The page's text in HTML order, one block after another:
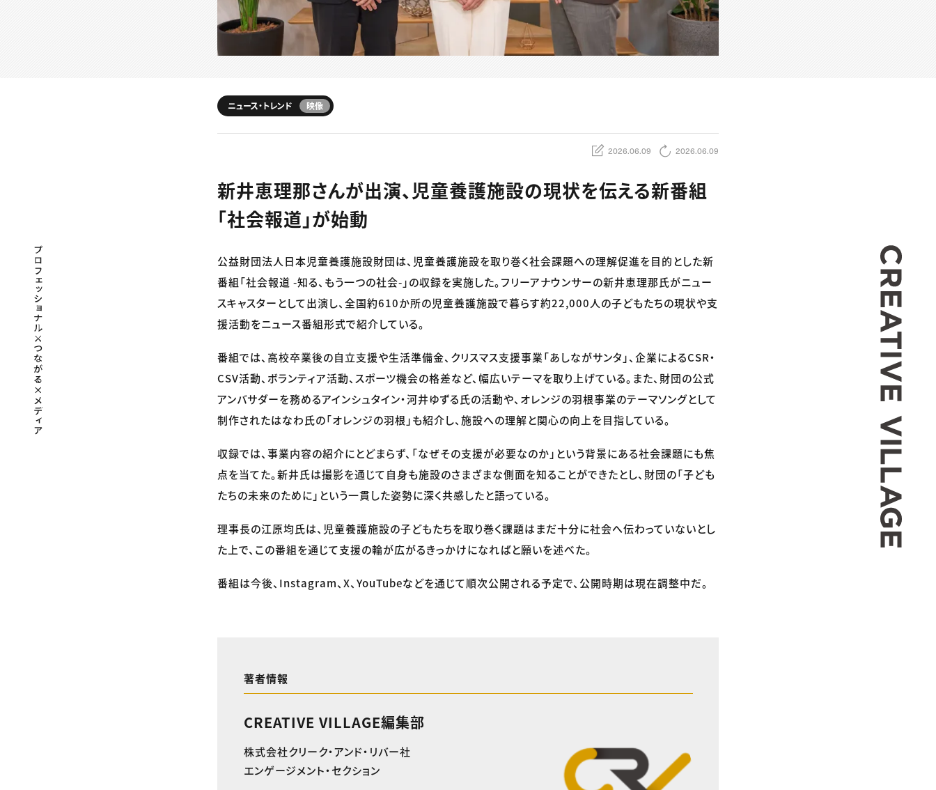
ニュース・トレンド 映像
2026.06.09 2026.06.09
新井恵理那さんが出演、児童養護施設の現状を伝える新番組
「社会報道」が始動
公益財団法人日本児童養護施設財団は、児童養護施設を取り巻く社会課題への理解促進を目的とした新
番組「社会報道 -知る、もう一つの社会-」の収録を実施した。フリーアナウンサーの新井恵理那氏がニュー
スキャスターとして出演し、全国約610か所の児童養護施設で暮らす約22,000人の子どもたちの現状や支
援活動をニュース番組形式で紹介している。
番組では、高校卒業後の自立支援や生活準備金、クリスマス支援事業「あしながサンタ」、企業によるCSR・
CSV活動、ボランティア活動、スポーツ機会の格差など、幅広いテーマを取り上げている。また、財団の公式
アンバサダーを務めるアインシュタイン・河井ゆずる氏の活動や、オレンジの羽根事業のテーマソングとして
制作されたはなわ氏の「オレンジの羽根」も紹介し、施設への理解と関心の向上を目指している。
収録では、事業内容の紹介にとどまらず、「なぜその支援が必要なのか」という背景にある社会課題にも焦
点を当てた。新井氏は撮影を通じて自身も施設のさまざまな側面を知ることができたとし、財団の「子ども
たちの未来のために」という一貫した姿勢に深く共感したと語っている。
理事長の江原均氏は、児童養護施設の子どもたちを取り巻く課題はまだ十分に社会へ伝わっていないとし
た上で、この番組を通じて支援の輪が広がるきっかけになればと願いを述べた。
番組は今後、Instagram、X、YouTubeなどを通じて順次公開される予定で、公開時期は現在調整中だ。
著者情報
CREATIVE VILLAGE編集部
株式会社クリーク・アンド・リバー社
エンゲージメント・セクション